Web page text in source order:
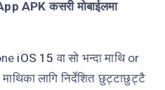
APKकसरी मोबाईलमा
iOS 15 वा सो भन्दा माथि or
माथिका लागि निर्देशित छुट्टाछुट्टै